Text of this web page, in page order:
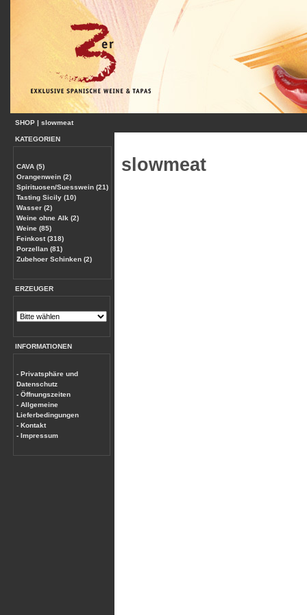
SHOP | slowmeat
KATEGORIEN
CAVA (5)
Orangenwein (2)
Spirituosen/Suesswein (21)
Tasting Sicily (10)
Wasser (2)
Weine ohne Alk (2)
Weine (85)
Feinkost (318)
Porzellan (81)
Zubehoer Schinken (2)
ERZEUGER
INFORMATIONEN
- Privatsphäre und
Datenschutz
- Öffnungszeiten
- Allgemeine
Lieferbedingungen
- Kontakt
- Impressum
slowmeat